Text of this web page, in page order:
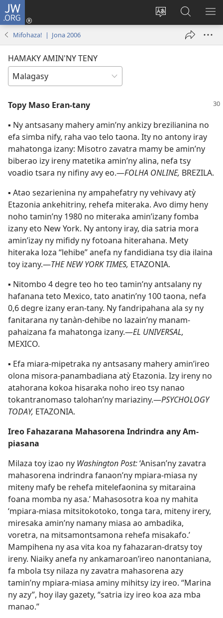
JW.ORG
Hiova
Hiditra
(manokatra
ato
Amin’ny
Mifohaza! | Jona 2006
HAMAKY AMIN'NY TENY
Topy Maso Eran-tany
▪ Ny antsasany mahery amin’ny ankizy brezilianina no
efa simba nify, raha vao telo taona. Ity no antony iray
mahatonga izany: Misotro zavatra mamy be amin’ny
biberao izy ireny matetika amin’ny alina, nefa tsy
voadio tsara ny nifiny avy eo.—FOLHA ONLINE, BREZILA.
▪ Atao sezarienina ny ampahefatry ny vehivavy atỳ
Etazonia ankehitriny, rehefa miteraka. Avo dimy heny
noho tamin’ny 1980 no miteraka amin’izany fomba
izany eto New York. Ny antony iray, dia satria mora
amin’izay ny mifidy ny fotoana hiterahana. Mety
hiteraka loza “lehibe” anefa ny fandidiana tsy dia ilaina
toy izany.—THE NEW YORK TIMES, ETAZONIA.
▪ Nitombo 4 degre teo ho teo tamin’ny antsalany ny
hafanana teto Mexico, tato anatin’ny 100 taona, nefa
0,6 degre izany eran-tany. Ny fandripahana ala sy ny
fanitarana ny tanàn-dehibe no lazain’ny manam-
pahaizana fa mahatonga izany.—EL UNIVERSAL,
MEXICO.
▪ Efa miara-mipetraka ny antsasany mahery amin’ireo
olona misora-panambadiana atỳ Etazonia. Izy ireny no
atahorana kokoa hisaraka noho ireo tsy nanao
tokantranomaso talohan’ny mariaziny.—PSYCHOLOGY
TODAY, ETAZONIA.
Ireo Fahazarana Mahasorena Indrindra any Am-
piasana
Milaza toy izao ny Washington Post:‘Anisan’ny zavatra
mahasorena indrindra fanaon’ny mpiara-miasa ny
miteny mafy be rehefa mitelefaonina sy mitaraina
foana momba ny asa.’ Mahasosotra koa ny mahita
‘mpiara-miasa mitsitokotoko, tonga tara, miteny irery,
miresaka amin’ny namany miasa ao ambadika,
voretra, na mitsamontsamona rehefa misakafo.’
Mampihena ny asa vita koa ny fahazaran-dratsy toy
ireny. Niaiky anefa ny ankamaroan’ireo nanontaniana,
fa mbola tsy nilaza ny zavatra mahasorena azy
tamin’ny mpiara-miasa aminy mihitsy izy ireo. “Marina
ny azy”, hoy ilay gazety, “satria izy ireo koa aza mba
manao.”